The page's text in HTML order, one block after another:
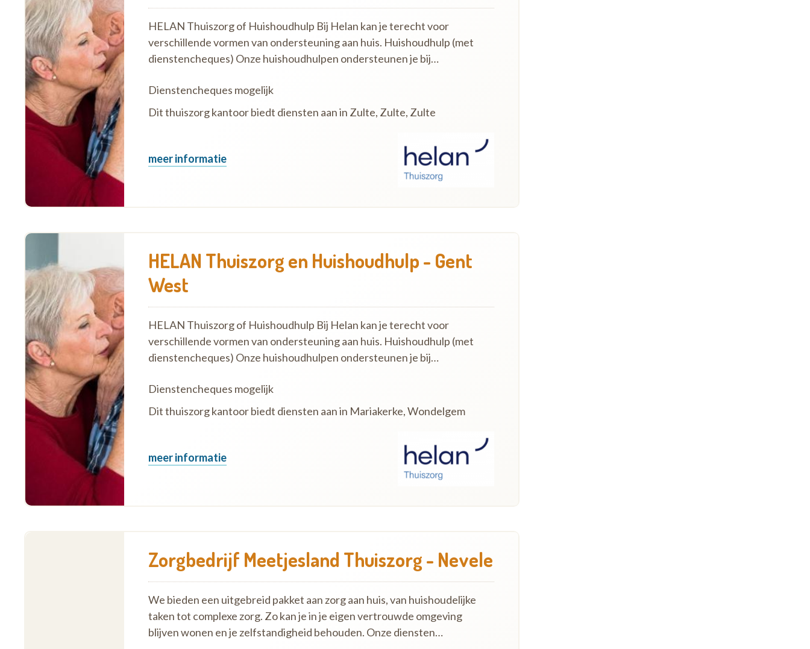
HELAN Thuiszorg of Huishoudhulp Bij Helan kan je terecht voor
verschillende vormen van ondersteuning aan huis. Huishoudhulp (met
dienstencheques) Onze huishoudhulpen ondersteunen je bij…
Dienstencheques mogelijk
Dit thuiszorg kantoor biedt diensten aan in Zulte, Zulte, Zulte
meer informatie
HELAN Thuiszorg en Huishoudhulp - Gent
West
HELAN Thuiszorg of Huishoudhulp Bij Helan kan je terecht voor
verschillende vormen van ondersteuning aan huis. Huishoudhulp (met
dienstencheques) Onze huishoudhulpen ondersteunen je bij…
Dienstencheques mogelijk
Dit thuiszorg kantoor biedt diensten aan in Mariakerke, Wondelgem
meer informatie
Zorgbedrijf Meetjesland Thuiszorg - Nevele
We bieden een uitgebreid pakket aan zorg aan huis, van huishoudelijke
taken tot complexe zorg. Zo kan je in je eigen vertrouwde omgeving
blijven wonen en je zelfstandigheid behouden. Onze diensten…